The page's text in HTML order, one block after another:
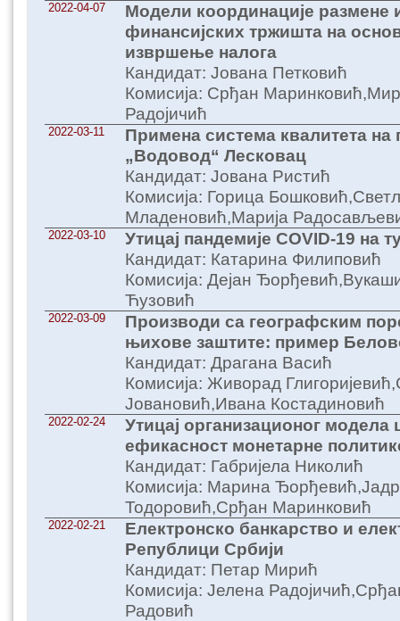
2022-04-07
Модели координације размене
финансијских тржишта на
извршење налога
Кандидат: Јована Петковић
Комисија: Срђан
Радојичић
2022-03-11
Примена система квалитета
„Водовод“ Лесковац
Кандидат: Јована Ристић
Комисија: Горица
Младеновић,Марија
2022-03-10
Утицај пандемије COVID-19 на
Кандидат: Катарина Филиповић
Комисија: Дејан
Ћузовић
2022-03-09
Производи са географским
њихове заштите: пример
Кандидат: Драгана Васић
Комисија: Живорад
Јовановић,Ивана Костадиновић
2022-02-24
Утицај организационог модела
ефикасност монетарне
Кандидат: Габријела Николић
Комисија: Марина
Тодоровић,Срђан Маринковић
2022-02-21
Електронско банкарство и
Републици Србији
Кандидат: Петар Мирић
Комисија: Јелена
Радовић